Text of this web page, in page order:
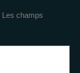
Les champs